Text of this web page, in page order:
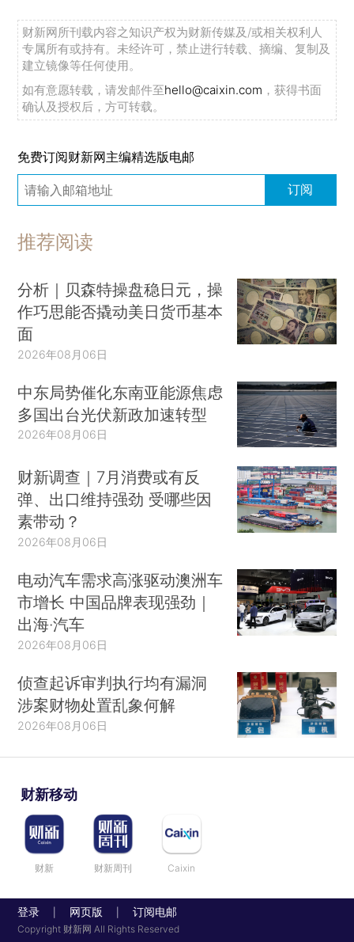
财新网所刊载内容之知识产权为财新传媒及/或相关权利人
专属所有或持有。未经许可，禁止进行转载、摘编、复制及
建立镜像等任何使用。
如有意愿转载，请发邮件至hello@caixin.com ，获得书面
确认及授权后，方可转载。
免费订阅财新网主编精选版电邮
订阅
推荐阅读
分析｜贝森特操盘稳日元，操
作巧思能否撬动美日货币基本
面
2026年08月06日
中东局势催化东南亚能源焦虑
多国出台光伏新政加速转型
2026年08月06日
财新调查｜7月消费或有反
弹、出口维持强劲 受哪些因
素带动？
2026年08月06日
电动汽车需求高涨驱动澳洲车
市增长 中国品牌表现强劲｜
出海·汽车
2026年08月06日
侦查起诉审判执行均有漏洞
涉案财物处置乱象何解
2026年08月06日
财新移动
财新 财新周刊 Caixin
登录 网页版 订阅电邮
Copyright 财新网 All Rights Reserved